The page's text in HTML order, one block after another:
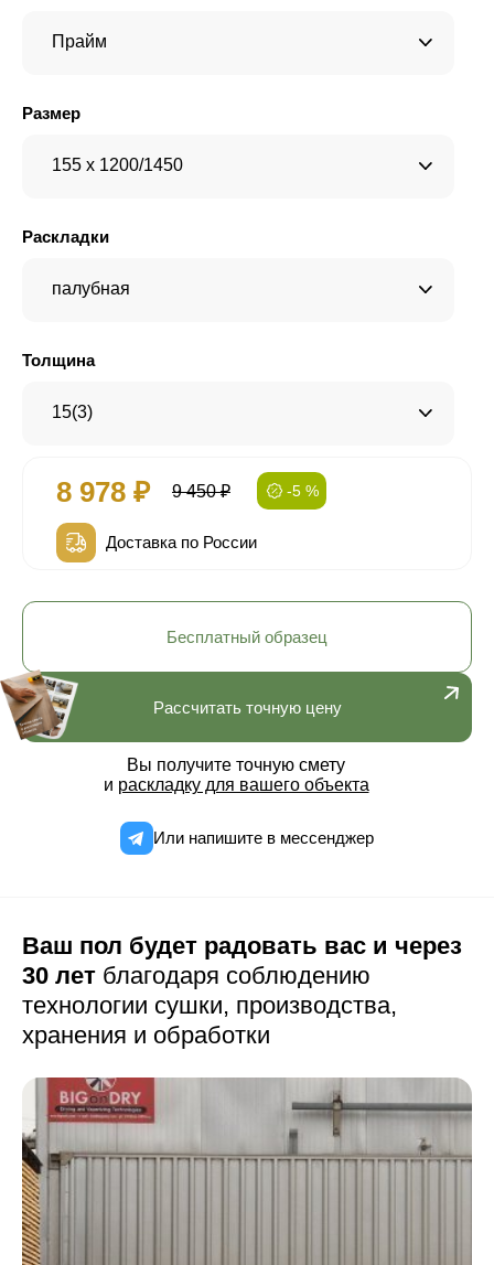
Прайм
Размер
155 x 1200/1450
Раскладки
палубная
Толщина
15(3)
8 978 ₽ 9 450 ₽ -5 %
Доставка по России
Рассчитать точную цену
Вы получите точную смету
и раскладку для вашего объекта
Или напишите в мессенджер
Бесплатный образец
Ваш пол будет радовать вас и через
30 лет благодаря соблюдению
технологии сушки, производства,
хранения и обработки